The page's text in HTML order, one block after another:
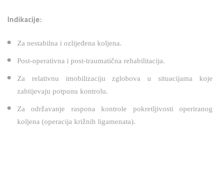
Indikacije:
Za nestabilna i ozlijeđena koljena.
Post-operativna i post-traumatična rehabilitacija.
Za relativnu imobilizaciju zglobova u situacijama koje
zahtijevaju potpunu kontrolu.
Za održavanje raspona kontrole pokretljivosti operiranog
koljena (operacija križnih ligamenata).